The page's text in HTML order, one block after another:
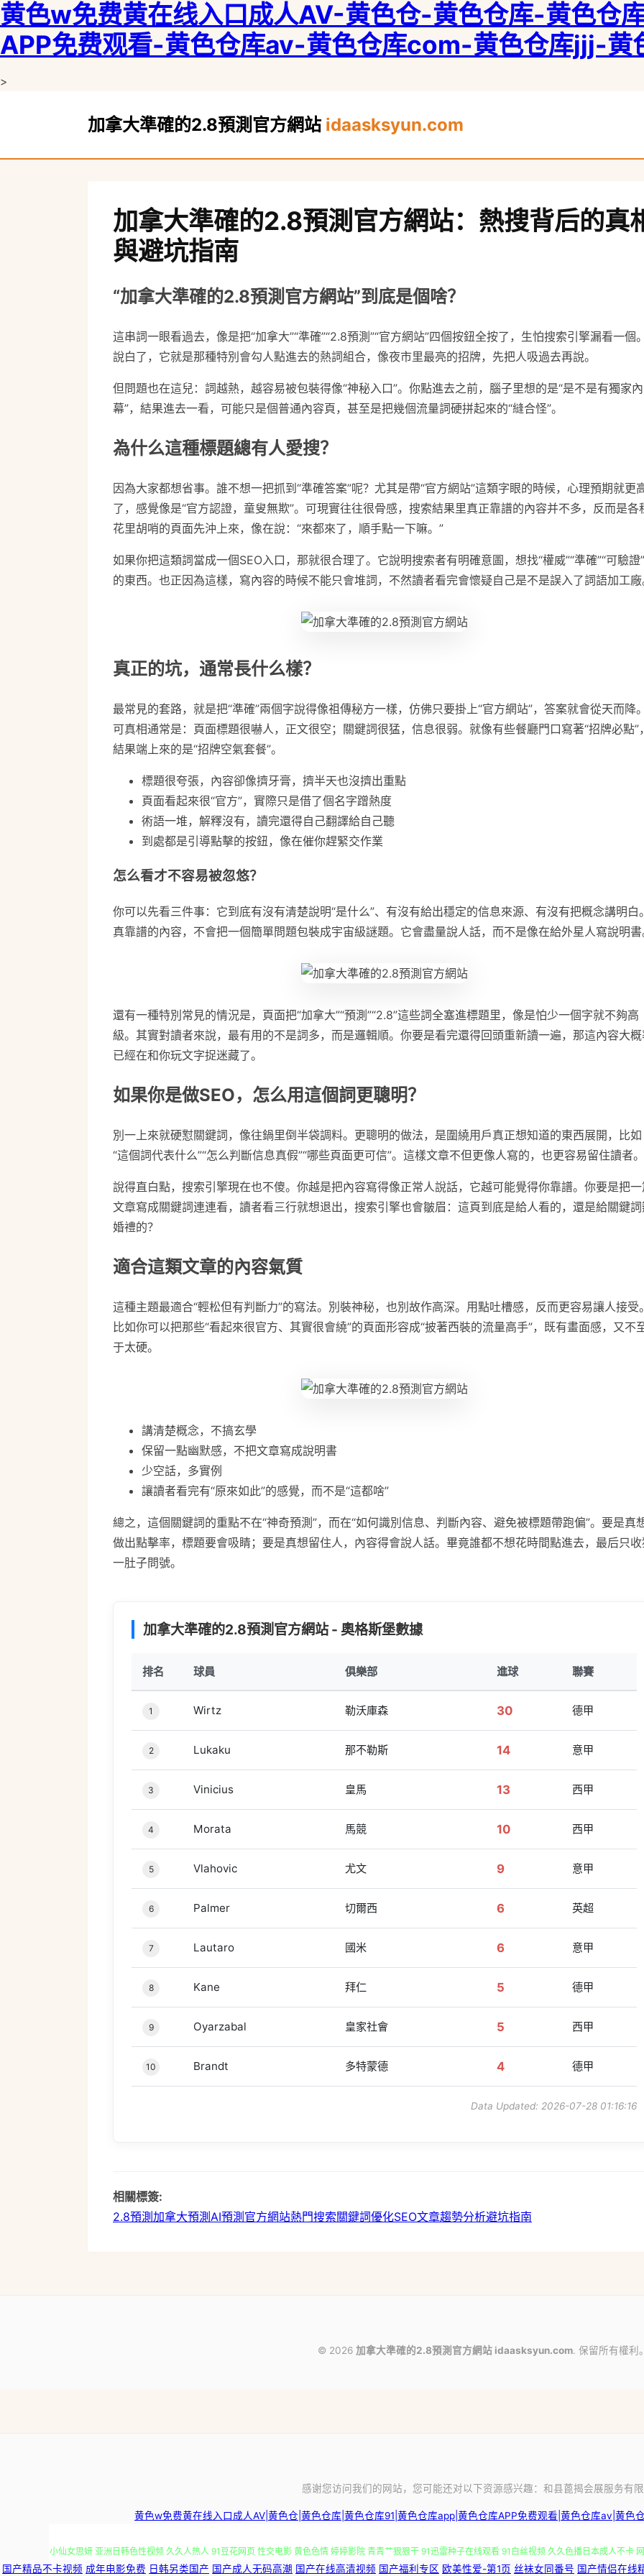
黄色w免费黄在线入口成人AV-黄色仓-黄色仓库-黄色仓
APP免费观看-黄色仓库av-黄色仓库com-黄色仓库jjj-黄
>
加拿大準確的2.8預測官方網站 idaasksyun.com
加拿大準確的2.8預測官方網站：熱搜背后的真
與避坑指南
“加拿大準確的2.8預測官方網站”到底是個啥？
這串詞一眼看過去，像是把“加拿大”“準確”“2.8預測”“官方網站”四個按鈕全按了，生怕搜索引擎漏看一個。
說白了，它就是那種特別會勾人點進去的熱詞組合，像夜市里最亮的招牌，先把人吸過去再說。
但問題也在這兒：詞越熱，越容易被包裝得像“神秘入口”。你點進去之前，腦子里想的是“是不是有獨家內
幕”，結果進去一看，可能只是個普通內容頁，甚至是把幾個流量詞硬拼起來的“縫合怪”。
為什么這種標題總有人愛搜？
因為大家都想省事。誰不想一把抓到“準確答案”呢？尤其是帶“官方網站”這類字眼的時候，心理預期就更
了，感覺像是“官方認證，童叟無欺”。可現實往往很骨感，搜索結果里真正靠譜的內容并不多，反而是各
花里胡哨的頁面先沖上來，像在說：“來都來了，順手點一下嘛。”
如果你把這類詞當成一個SEO入口，那就很合理了。它說明搜索者有明確意圖，想找“權威”“準確”“可驗證”
的東西。也正因為這樣，寫內容的時候不能只會堆詞，不然讀者看完會懷疑自己是不是誤入了詞語加工廠
buffer
真正的坑，通常長什么樣？
最常見的套路，就是把“準確”兩個字說得像祖傳秘方一樣，仿佛只要掛上“官方網站”，答案就會從天而降。
可真相通常是：頁面標題很嚇人，正文很空；關鍵詞很猛，信息很弱。就像有些餐廳門口寫著“招牌必點”，
結果端上來的是“招牌空氣套餐”。
標題很夸張，內容卻像擠牙膏，擠半天也沒擠出重點
頁面看起來很“官方”，實際只是借了個名字蹭熱度
術語一堆，解釋沒有，讀完還得自己翻譯給自己聽
到處都是引導點擊的按鈕，像在催你趕緊交作業
怎么看才不容易被忽悠？
你可以先看三件事：它到底有沒有清楚說明“是什么”、有沒有給出穩定的信息來源、有沒有把概念講明白。
真靠譜的內容，不會把一個簡單問題包裝成宇宙級謎題。它會盡量說人話，而不是像在給外星人寫說明書
還有一種特別常見的情況是，頁面把“加拿大”“預測”“2.8”這些詞全塞進標題里，像是怕少一個字就不夠高
級。其實對讀者來說，最有用的不是詞多，而是邏輯順。你要是看完還得回頭重新讀一遍，那這內容大
已經在和你玩文字捉迷藏了。
如果你是做SEO，怎么用這個詞更聰明？
別一上來就硬懟關鍵詞，像往鍋里倒半袋調料。更聰明的做法，是圍繞用戶真正想知道的東西展開，比如
“這個詞代表什么”“怎么判斷信息真假”“哪些頁面更可信”。這樣文章不但更像人寫的，也更容易留住讀者。
說得直白點，搜索引擎現在也不傻。你越是把內容寫得像正常人說話，它越可能覺得你靠譜。你要是把一
文章寫成關鍵詞連連看，讀者看三行就想退出，搜索引擎也會皺眉：這頁到底是給人看的，還是給關鍵
婚禮的？
適合這類文章的內容氣質
這種主題最適合“輕松但有判斷力”的寫法。別裝神秘，也別故作高深。用點吐槽感，反而更容易讓人接受。
比如你可以把那些“看起來很官方、其實很會繞”的頁面形容成“披著西裝的流量高手”，既有畫面感，又不
于太硬。
講清楚概念，不搞玄學
保留一點幽默感，不把文章寫成說明書
少空話，多實例
讓讀者看完有“原來如此”的感覺，而不是“這都啥”
總之，這個關鍵詞的重點不在“神奇預測”，而在“如何識別信息、判斷內容、避免被標題帶跑偏”。要是真
做出點擊率，標題要會吸睛；要是真想留住人，內容得會說人話。畢竟誰都不想花時間點進去，最后只
一肚子問號。
加拿大準確的2.8預測官方網站 - 奧格斯堡數據
排名 球員 俱樂部 進球 聯賽
1 Wirtz 勒沃庫森 30 德甲
2 Lukaku 那不勒斯 14 意甲
3 Vinicius 皇馬 13 西甲
4 Morata 馬競 10 西甲
5 Vlahovic 尤文 9 意甲
6 Palmer 切爾西 6 英超
7 Lautaro 國米 6 意甲
8 Kane 拜仁 5 德甲
9 Oyarzabal 皇家社會 5 西甲
10 Brandt 多特蒙德 4 德甲
Data Updated: 2026-07-28 01:16:16
相關標簽:
2.8預測 加拿大預測 AI預測 官方網站熱門搜索關鍵詞優化SEO文章趨勢分析避坑指南
© 2026 加拿大準確的2.8預測官方網站 idaasksyun.com. 保留所有權利。
感谢您访问我们的网站，您可能还对以下资源感兴趣：和县蓖揭会展服务有
黄色w免费黄在线入口成人AV|黄色仓|黄色仓库|黄色仓库91|黄色仓库app|黄色仓库APP免费观看|黄色仓库av|黄色
国产精品不卡视频 成年电影免费 日韩另类国产 国产成人无码高潮 国产在线高清视频 国产福利专区 欧美性爱-第1页 丝袜女同番号 国产情侣在线